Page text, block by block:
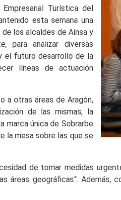
Turística del
esta semana una
los alcaldes de Aínsa y
para analizar diversas
el futuro desarrollo de la
líneas de actuación
a otras áreas de Aragón,
de las mismas, la
marca única de Sobrarbe
la mesa sobre las que se
de tomar medidas
geográficas”. Además,